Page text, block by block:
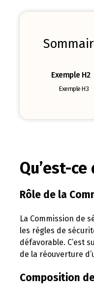
Exemple H2
Exemple H3
Qu’est-
Rôle de la
La Commission de
les règles de
défavorable. C’est
de la réouverture
Composition